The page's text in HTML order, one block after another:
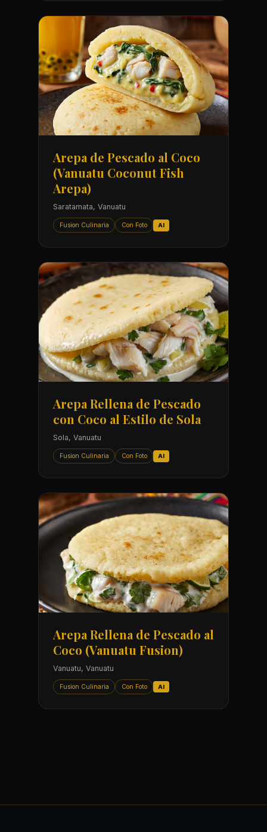
Arepa de Pescado al Coco
(Vanuatu Coconut Fish
Arepa)
Saratamata, Vanuatu
Fusion Culinaria Con Foto AI
Arepa Rellena de Pescado
con Coco al Estilo de Sola
Sola, Vanuatu
Fusion Culinaria Con Foto AI
Arepa Rellena de Pescado al
Coco (Vanuatu Fusion)
Vanuatu, Vanuatu
Fusion Culinaria Con Foto AI